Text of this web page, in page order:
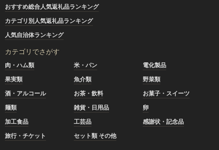
おすすめ総合人気返礼品ランキング
カテゴリ別人気返礼品ランキング
人気自治体ランキング
カテゴリでさがす
肉・ハム類 米・パン
電化製品
果実類
魚介類
野菜類
酒・アルコール
お茶・飲料
お菓子・スイーツ
麺類
雑貨・日用品
卵
加工食品
工芸品
感謝状・記念品
旅行・チケット
セット類 その他